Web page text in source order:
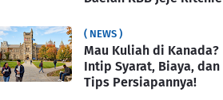
( NEWS )
Mau Kuliah di Kanada?
Intip Syarat, Biaya, dan
Tips Persiapannya!